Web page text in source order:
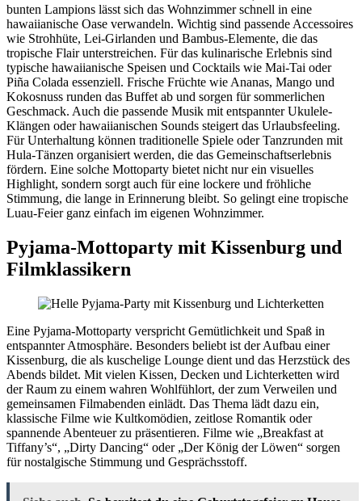
bunten Lampions lässt sich das Wohnzimmer schnell in eine
hawaiianische Oase verwandeln. Wichtig sind passende Accessoires
wie Strohhüte, Lei-Girlanden und Bambus-Elemente, die das
tropische Flair unterstreichen. Für das kulinarische Erlebnis sind
typische hawaiianische Speisen und Cocktails wie Mai-Tai oder
Piña Colada essenziell. Frische Früchte wie Ananas, Mango und
Kokosnuss runden das Buffet ab und sorgen für sommerlichen
Geschmack. Auch die passende Musik mit entspannter Ukulele-
Klängen oder hawaiianischen Sounds steigert das Urlaubsfeeling.
Für Unterhaltung können traditionelle Spiele oder Tanzrunden mit
Hula-Tänzen organisiert werden, die das Gemeinschaftserlebnis
fördern. Eine solche Mottoparty bietet nicht nur ein visuelles
Highlight, sondern sorgt auch für eine lockere und fröhliche
Stimmung, die lange in Erinnerung bleibt. So gelingt eine tropische
Luau-Feier ganz einfach im eigenen Wohnzimmer.
Pyjama-Mottoparty mit Kissenburg und
Filmklassikern
Eine Pyjama-Mottoparty verspricht Gemütlichkeit und Spaß in
entspannter Atmosphäre. Besonders beliebt ist der Aufbau einer
Kissenburg, die als kuschelige Lounge dient und das Herzstück des
Abends bildet. Mit vielen Kissen, Decken und Lichterketten wird
der Raum zu einem wahren Wohlfühlort, der zum Verweilen und
gemeinsamen Filmabenden einlädt. Das Thema lädt dazu ein,
klassische Filme wie Kultkomödien, zeitlose Romantik oder
spannende Abenteuer zu präsentieren. Filme wie „Breakfast at
Tiffany’s“, „Dirty Dancing“ oder „Der König der Löwen“ sorgen
für nostalgische Stimmung und Gesprächsstoff.